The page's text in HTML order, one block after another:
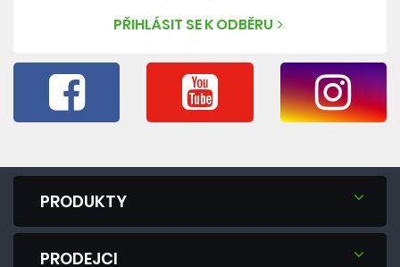
PŘIHLÁSIT SE K ODBĚRU
PRODUKTY
PRODEJCI